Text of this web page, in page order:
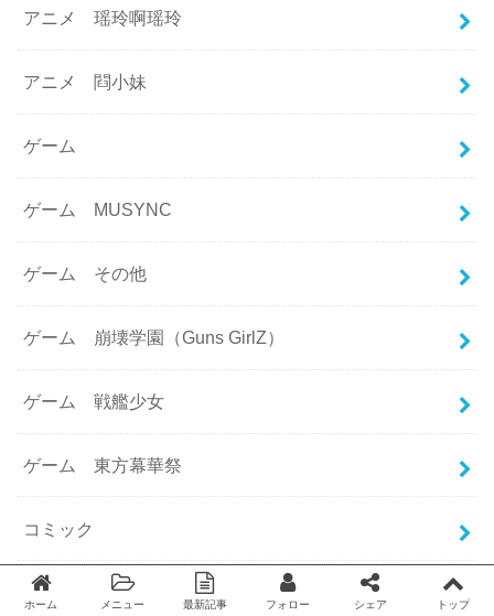
アニメ 瑶玲啊瑶玲
アニメ 閰小妹
ゲーム
ゲーム MUSYNC
ゲーム その他
ゲーム 崩壊学園（Guns GirlZ）
ゲーム 戦艦少女
ゲーム 東方幕華祭
コミック
パクリ
ホーム メニュー 最新記事 フォロー シェア トップ
Twitter facebook